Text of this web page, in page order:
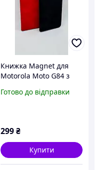
Книжка Magnet для
Motorola Moto G84 з
боковим магнітом
Готово до відправки
299₴
Купити